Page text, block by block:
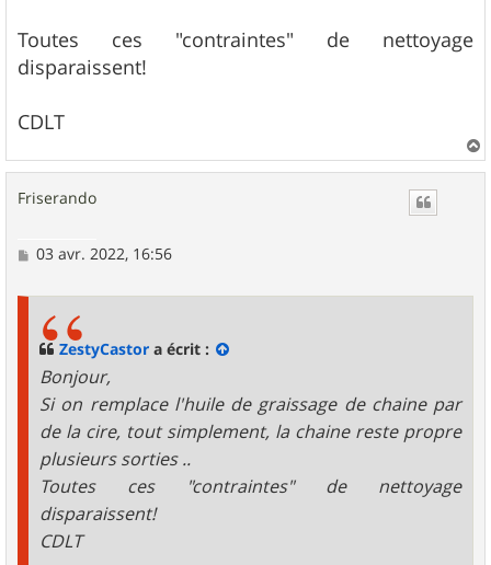
Toutes ces "contraintes" de nettoyage
disparaissent!
CDLT
a
Friserando
M
03 avr. 2022, 16:56
ZestyCastor a écrit :
Bonjour,
Si on remplace l'huile de graissage de chaine par
de la cire, tout simplement, la chaine reste propre
plusieurs sorties ..
Toutes ces "contraintes" de nettoyage
disparaissent!
CDLT